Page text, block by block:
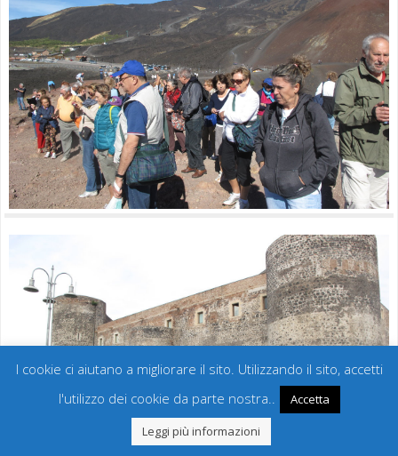
I cookie ci aiutano a migliorare il sito. Utilizzando il sito, accetti
l'utilizzo dei cookie da parte nostra..
Accetta
Leggi più informazioni